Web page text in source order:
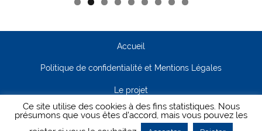
Accueil
Politique de confidentialité et Mentions Légales
Le projet
Contact
Ce site utilise des cookies à des fins statistiques. Nous
présumons que vous êtes d'accord, mais vous pouvez les